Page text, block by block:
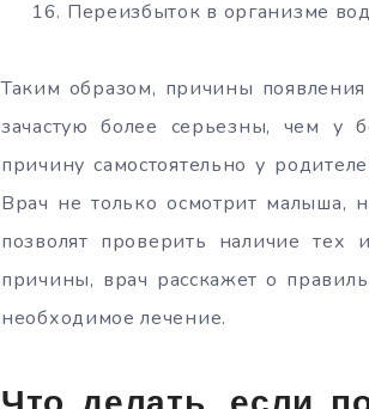
Переизбыток в организме
Таким образом, причины
зачастую более серьезны, чем у
причину самостоятельно у
Врач не только осмотрит малыша,
позволят проверить наличие
причины, врач расскажет о
необходимое лечение.